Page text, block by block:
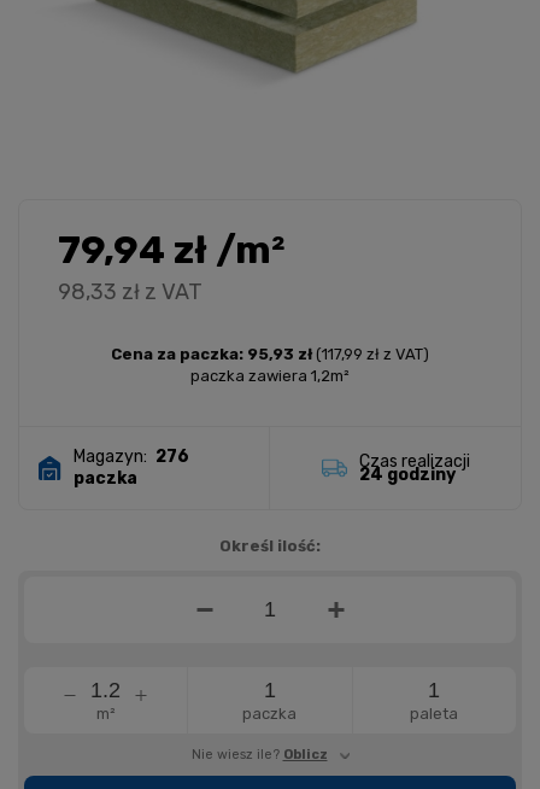
79,94 zł /m²
98,33 zł z VAT
Cena za paczka: 95,93 zł (117,99 zł z VAT)
paczka zawiera 1,2m²
Magazyn: 276
paczka
Czas realizacji
24 godziny
Określ ilość:
m² paczka paleta
Nie wiesz ile? Oblicz